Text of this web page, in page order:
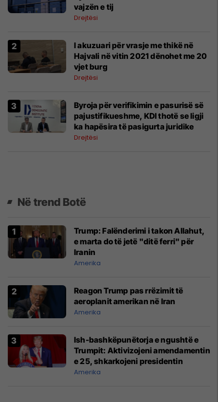
vajzën e tij
Drejtësi
I akuzuari për vrasje me thikë në
Hajvali në vitin 2021 dënohet me 20
vjet burg
Drejtësi
Byroja për verifikimin e pasurisë së
pajustifikueshme, KDI thotë se ligji
ka hapësira të pasigurta juridike
Drejtësi
Në trend Botë
Trump: Falënderimi i takon Allahut,
e marta do të jetë "ditë ferri" për
Iranin
Amerika
Reagon Trump pas rrëzimit të
aeroplanit amerikan në Iran
Amerika
Ish-bashkëpunëtorja e ngushtë e
Trumpit: Aktivizojeni amendamentin
e 25, shkarkojeni presidentin
Amerika